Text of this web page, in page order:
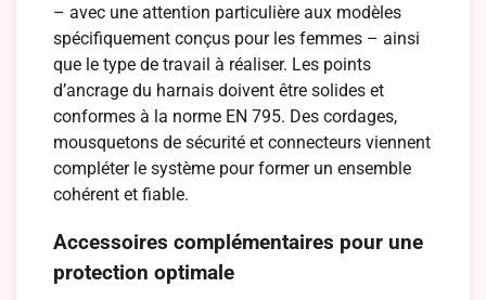
– avec une attention particulière aux modèles
spécifiquement conçus pour les femmes – ainsi
que le type de travail à réaliser. Les points
d’ancrage du harnais doivent être solides et
conformes à la norme EN 795. Des cordages,
mousquetons de sécurité et connecteurs viennent
compléter le système pour former un ensemble
cohérent et fiable.
Accessoires complémentaires pour une
protection optimale